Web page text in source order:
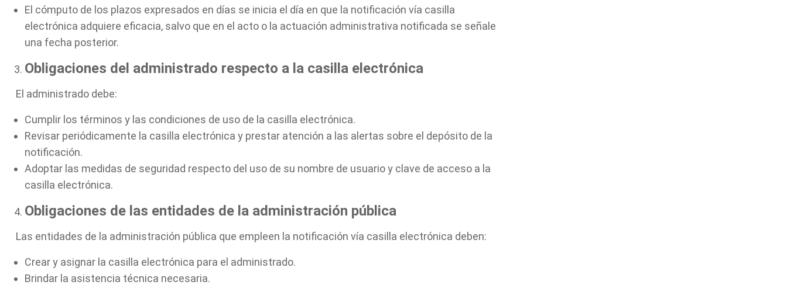
El cómputo de los plazos expresados en días se inicia el día en que la notificación vía casilla
electrónica adquiere eficacia, salvo que en el acto o la actuación administrativa notificada se señale
una fecha posterior.
Obligaciones del administrado respecto a la casilla electrónica
El administrado debe:
Cumplir los términos y las condiciones de uso de la casilla electrónica.
Revisar periódicamente la casilla electrónica y prestar atención a las alertas sobre el depósito de la
notificación.
Adoptar las medidas de seguridad respecto del uso de su nombre de usuario y clave de acceso a la
casilla electrónica.
Obligaciones de las entidades de la administración pública
Las entidades de la administración pública que empleen la notificación vía casilla electrónica deben:
Crear y asignar la casilla electrónica para el administrado.
Brindar la asistencia técnica necesaria.